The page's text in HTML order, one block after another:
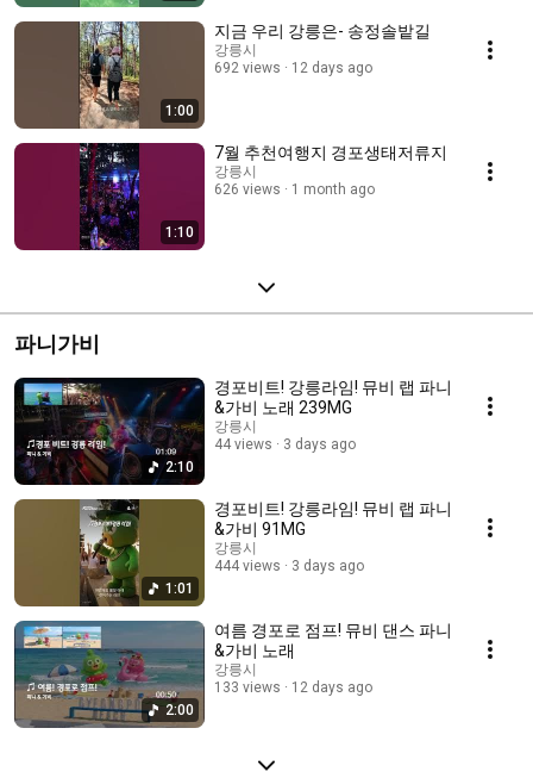
1:00
지금 우리 강릉은- 송정솔밭길
강릉시
692 views
12 days ago
1:10
7월 추천여행지 경포생태저류지
강릉시
626 views
1 month ago
파니가비
2:10
경포비트! 강릉라임! 뮤비 랩 파니
&가비 노래 239MG
강릉시
44 views
3 days ago
1:01
경포비트! 강릉라임! 뮤비 랩 파니
&가비 91MG
강릉시
444 views
3 days ago
2:00
여름 경포로 점프! 뮤비 댄스 파니
&가비 노래
강릉시
133 views
12 days ago